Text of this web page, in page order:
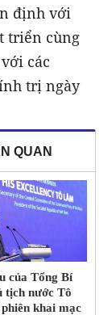
định với
triển cùng
các
trị ngày
QUAN
của Tổng Bí
tịch nước Tô
khai mạc